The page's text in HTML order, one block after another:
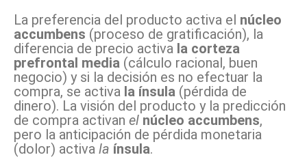
La preferencia del producto activa el núcleo
accumbens (proceso de gratificación), la
diferencia de precio activa la corteza
prefrontal media (cálculo racional, buen
negocio) y si la decisión es no efectuar la
compra, se activa la ínsula (pérdida de
dinero). La visión del producto y la predicción
de compra activan el núcleo accumbens,
pero la anticipación de pérdida monetaria
(dolor) activa la ínsula.